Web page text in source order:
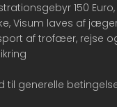
150
Visum laves af
af trofæer, rejse
til generelle